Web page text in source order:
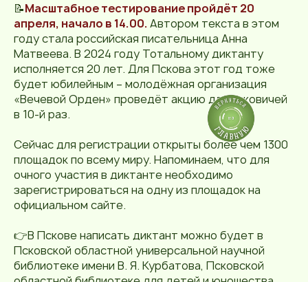
📝Масштабноетестированиепройдёт 20
апреля, начало в 14.00.Автором текста в этом
году стала российская писательница Анна
Матвеева. В 2024 году Тотальному диктанту
исполняется 20 лет. Для Пскова этот год тоже
будет юбилейным – молодёжная организация
«Вечевой Орден» проведёт акцию для псковичей
в 10-й раз.
Сейчас для регистрации открыты более чем 1300
площадок по всему миру. Напоминаем, что для
очного участия в диктанте необходимо
зарегистрироваться на одну из площадок на
официальном сайте.
👉В Пскове написать диктант можно будет в
Псковской областной универсальной научной
библиотеке имени В. Я. Курбатова, Псковской